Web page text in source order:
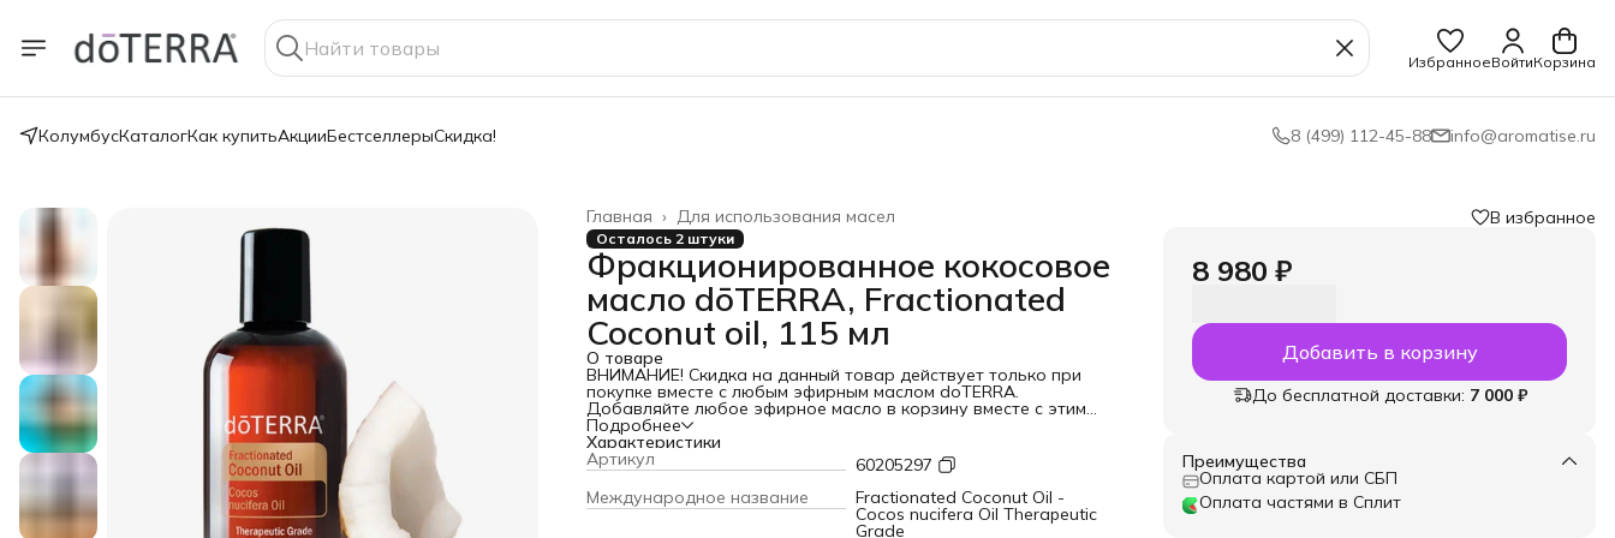
ИзбранноеВойтиКорзина
КолумбусКаталогКак купитьАкцииБестселлерыСкидка! 8 (499) 112-45-88 info@aromatise.ru
Для использования масел
Главная ›
Осталось 2 штуки
Фракционированное кокосовое
масло dōTERRA, Fractionated
Coconut oil, 115 мл
О товаре
ВНИМАНИЕ! Скидка на данный товар действует только при
покупке вместе с любым эфирным маслом doTERRA.
Добавляйте любое эфирное масло в корзину вместе с этим
кокосовым маслом. Отдельно данный товар можно купить
только без скидки!
Фракционированное кокосовое масло - это легкое базовое
масло, которое обеспечивает оптимальное распределение
эфирного масла, одновременно делая кожу гладкой и мягкой.
Фракционированное кокосовое масло doTERRA - это
полностью натуральное базовое масло, легко впитывающееся
Подробнее
Характеристики
Артикул
60205297
Международное название
Fractionated Coconut Oil -
Cocos nucifera Oil Therapeutic
Grade
В избранное
8 980 ₽
Добавить в корзину
До бесплатной доставки: 7 000 ₽
Преимущества
Оплата картой или СБП
Оплата частями в Сплит